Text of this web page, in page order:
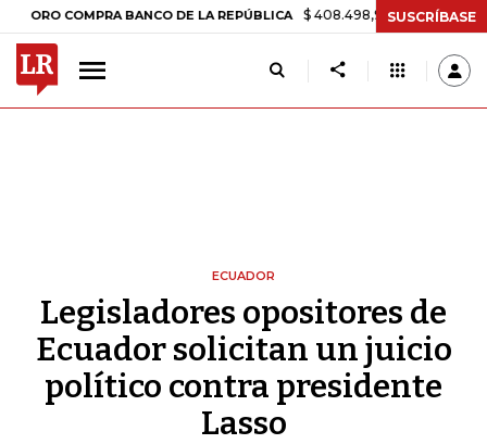
BANCO DE LA REPÚBLICA $ 408.498,97 +$ 8.753,81 +2,19%
SUSCRÍBASE
ECUADOR
Legisladores opositores de
Ecuador solicitan un juicio
político contra presidente
Lasso